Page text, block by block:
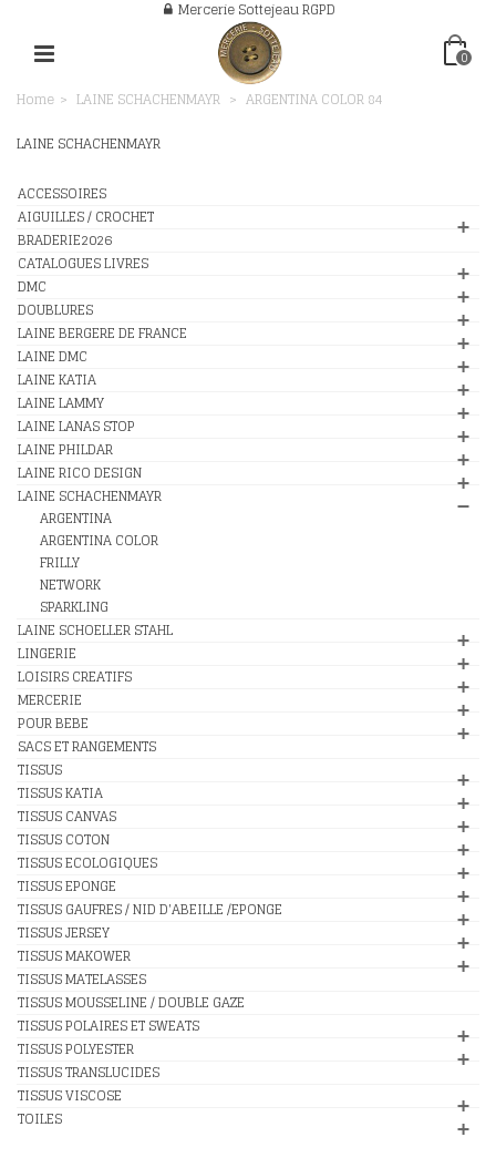
Mercerie Sottejeau RGPD
0
Home > LAINE SCHACHENMAYR > ARGENTINA COLOR 84
LAINE SCHACHENMAYR
ACCESSOIRES
AIGUILLES / CROCHET
BRADERIE2026
CATALOGUES LIVRES
DMC
DOUBLURES
LAINE BERGERE DE FRANCE
LAINE DMC
LAINE KATIA
LAINE LAMMY
LAINE LANAS STOP
LAINE PHILDAR
LAINE RICO DESIGN
LAINE SCHACHENMAYR
ARGENTINA
ARGENTINA COLOR
FRILLY
NETWORK
SPARKLING
LAINE SCHOELLER STAHL
LINGERIE
LOISIRS CREATIFS
MERCERIE
POUR BEBE
SACS ET RANGEMENTS
TISSUS
TISSUS KATIA
TISSUS CANVAS
TISSUS COTON
TISSUS ECOLOGIQUES
TISSUS EPONGE
TISSUS GAUFRES / NID D'ABEILLE /EPONGE
TISSUS JERSEY
TISSUS MAKOWER
TISSUS MATELASSES
TISSUS MOUSSELINE / DOUBLE GAZE
TISSUS POLAIRES ET SWEATS
TISSUS POLYESTER
TISSUS TRANSLUCIDES
TISSUS VISCOSE
TOILES